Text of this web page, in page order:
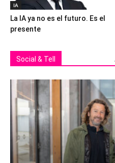
IA
La IA ya no es el futuro. Es el
presente
Social & Tell